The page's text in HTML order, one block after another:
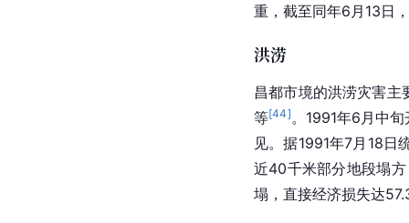
重，截至同年6月13日
洪涝
昌都市境的洪涝灾害
等[44] 。1991年6月中
见。据1991年7月18日
近40千米部分地段塌
塌，直接经济损失达